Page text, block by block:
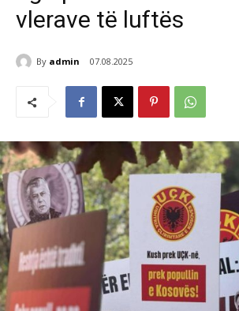
vlerave të luftës
By admin 07.08.2025